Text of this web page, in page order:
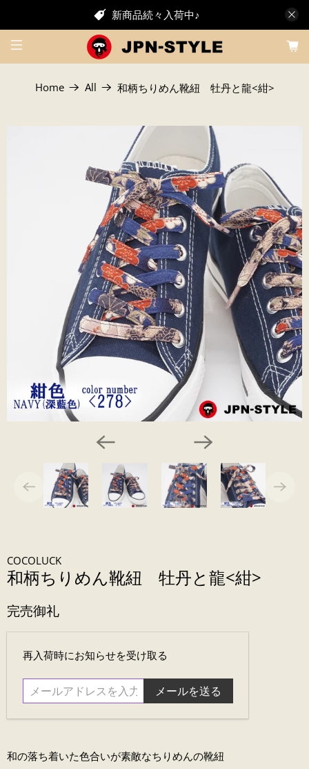
新商品続々入荷中♪
Home All 和柄ちりめん靴紐 牡丹と龍<紺>
COCOLUCK
和柄ちりめん靴紐 牡丹と龍<紺>
完売御礼
メ
ア
ド
を
再入荷時にお知らせを受け取る
和の落ち着いた色合いが素敵なちりめんの靴紐